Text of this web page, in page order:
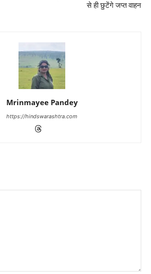
से ही छुटेंगे जप्त वाहन
Mrinmayee Pandey
https://hindswarashtra.com